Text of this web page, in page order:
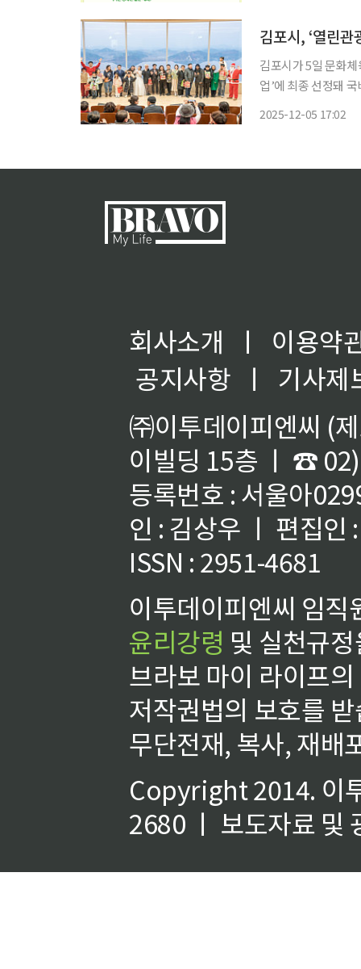
김포시, ‘열린
김포시가 5일 문화
업’에 최종 선정돼 국비 5억원을 확보했다.
2025-12-05 17:02
회사소개 ㅣ
이용약
공지사항
ㅣ
기사제
㈜이투데이피엔씨 (
이빌딩 15층 ㅣ ☎
등록번호 : 서울아
인 : 김상우 ㅣ 편집인
ISSN : 2951-4681
이투데이피엔씨 임
윤리강령 및 실천규
브라보 마이 라이프
저작권법의 보호를
무단전재, 복사, 재배
Copyright 2014. 이
2680 ㅣ 보도자료